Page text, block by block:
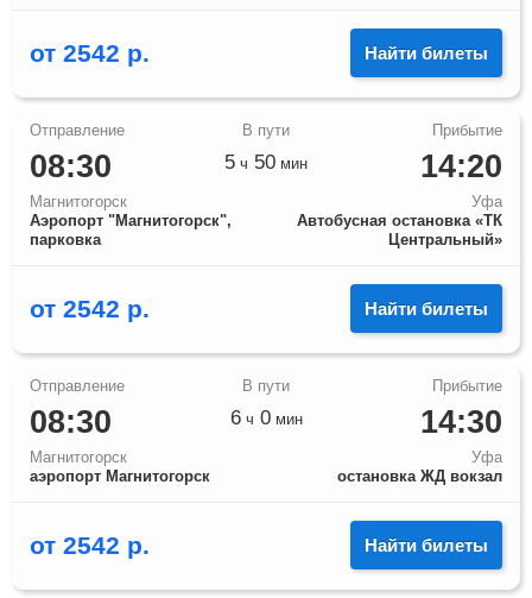
от 2542 р. Найти билеты
08:30
Магнитогорск
Аэропорт "Магнитогорск",
парковка
14:20
Уфа
Автобусная остановка «ТК
Центральный»
5 ч 50 мин
от 2542 р. Найти билеты
08:30
Магнитогорск
аэропорт Магнитогорск
14:30
Уфа
остановка ЖД вокзал
6ч 0мин
от 2542 р. Найти билеты